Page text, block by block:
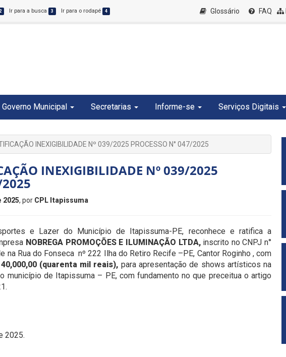
2 Ir para a busca 3 Ir para o rodapé 4 Glossário FAQ
Governo Municipal Secretarias Informe-se Serviços Digitais
INEXIGIBILIDADE Nº 039/2025 PROCESSO N° 047/2025
INEXIGIBILIDADE Nº 039/2025
2025
2025, por CPL Itapissuma
e Lazer do Município de Itapissuma-PE, reconhece e ratifica a
NOBREGA PROMOÇÕES E ILUMINAÇÃO LTDA, inscrito no CNPJ n°
na Rua do Fonseca nº 222 Ilha do Retiro Recife –PE, Cantor Roginho , com
40,000,00 (quarenta mil reais), para apresentação de shows artísticos na
município de Itapissuma – PE, com fundamento no que preceitua o artigo
2025.